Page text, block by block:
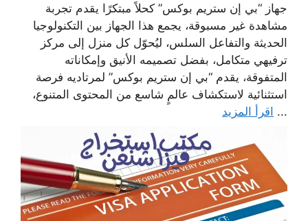
جهاز “بي إن ستريم بوكس” كحلاً مبتكرًا يقدم تجربة
مشاهدة غير مسبوقة، يجمع هذا الجهاز بين التكنولوجيا
الحديثة والتفاعل السلس، ليُحوّل كل منزل إلى مركز
ترفيهي متكامل، بفضل تصميمه الأنيق وإمكاناته
المتفوقة، يقدم “بي إن ستريم بوكس” لمرتاديه فرصة
استثنائية لاستكشاف عالمٍ شاسع من المحتوى المتنوع،
... اقرأ المزيد